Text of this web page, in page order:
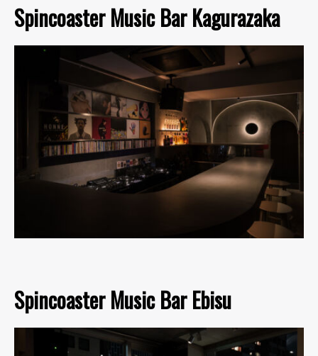
Spincoaster Music Bar Kagurazaka
Spincoaster Music Bar Ebisu